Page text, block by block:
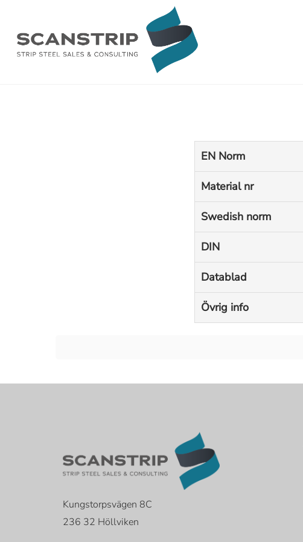
content
EN Norm
Material nr
Swedish norm
DIN
Datablad
Övrig info
Kungstorpsvägen 8C
236 32 Höllviken